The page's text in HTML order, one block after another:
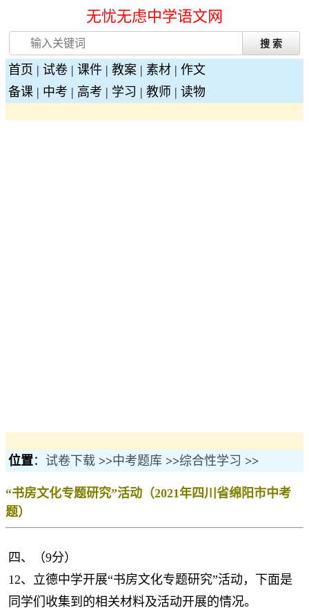
无忧无虑中学语文网
首页 | 试卷 | 课件 | 教案 | 素材 | 作文
备课 | 中考 | 高考 | 学习 | 教师 | 读物
位置： 试卷下载 >>中考题库 >>综合性学习 >>
“书房文化专题研究”活动（2021年四川省绵阳市中考
题）
四、（9分）
12、立德中学开展“书房文化专题研究”活动，下面是
同学们收集到的相关材料及活动开展的情况。